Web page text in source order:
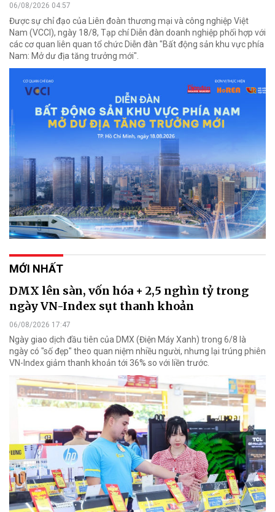
06/08/2026 04:57
Được sự chỉ đạo của Liên đoàn thương mại và công nghiệp Việt
Nam (VCCI), ngày 18/8, Tạp chí Diễn đàn doanh nghiệp phối hợp với
các cơ quan liên quan tổ chức Diễn đàn "Bất động sản khu vực phía
Nam: Mở dư địa tăng trưởng mới".
MỚI NHẤT
DMX lên sàn, vốn hóa + 2,5 nghìn tỷ trong
ngày VN-Index sụt thanh khoản
06/08/2026 17:47
Ngày giao dịch đầu tiên của DMX (Điện Máy Xanh) trong 6/8 là
ngày có "số đẹp" theo quan niệm nhiều người, nhưng lại trúng phiên
VN-Index giảm thanh khoản tới 36% so với liền trước.